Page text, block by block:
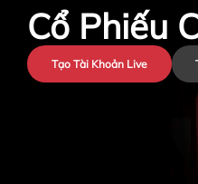
Cổ Phiếu
Tạo Tài Khoản Live